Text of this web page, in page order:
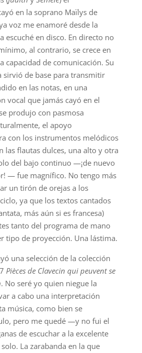
en la soprano Maïlys de
voz me enamoré desde la
escuché en disco. En directo no
al contrario, se crece en
capacidad de comunicación. Su
sirvió de base para transmitir
en las notas, en una
vocal que jamás cayó en el
produjo con pasmosa
el apoyo
con los instrumentos melódicos
las flautas dulces, una alto y otra
del bajo continuo —¡de nuevo
— fue magnífico. No tengo más
un tirón de orejas a los
ya que los textos cantados
más aún si es francesa)
tanto del programa de mano
tipo de proyección. Una lástima.
una selección de la colección
Pièces de Clavecin qui peuvent se
. No seré yo quien niegue la
a cabo una interpretación
música, como bien se
pero me quedé —y no fui el
de escuchar a la excelente
La zarabanda en la que